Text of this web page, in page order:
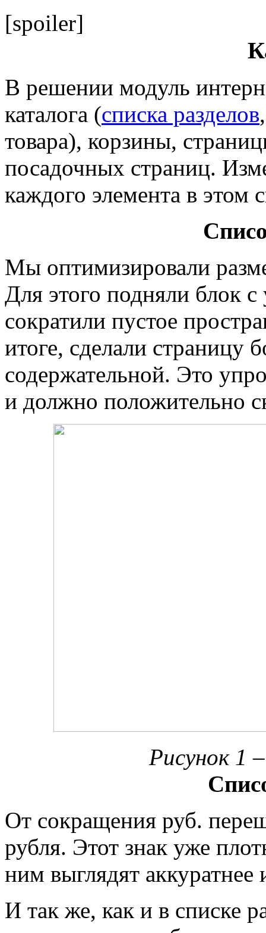
[spoiler]
В решении модуль
каталога (списка разделов
товара), корзины,
посадочных страниц.
каждого элемента в этом
Мы оптимизировали
Для этого подняли блок
сократили пустое
итоге, сделали страницу
содержательной. Это
и должно положительно
Рисунок 1
От сокращения руб.
рубля. Этот знак уже
ним выглядят аккуратнее
И так же, как и в списке